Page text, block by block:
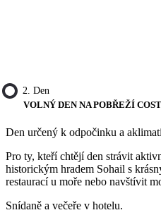
2. Den
VOLNÝ DEN NA POBŘEŽÍ
Den určený k odpočinku a
Pro ty, kteří chtějí den strávit
historickým hradem Sohail s
restaurací u moře nebo navštívit
Snídaně a večeře v hotelu.